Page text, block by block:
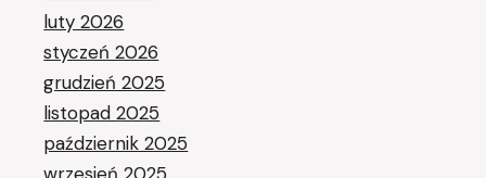
luty 2026
styczeń 2026
grudzień 2025
listopad 2025
październik 2025